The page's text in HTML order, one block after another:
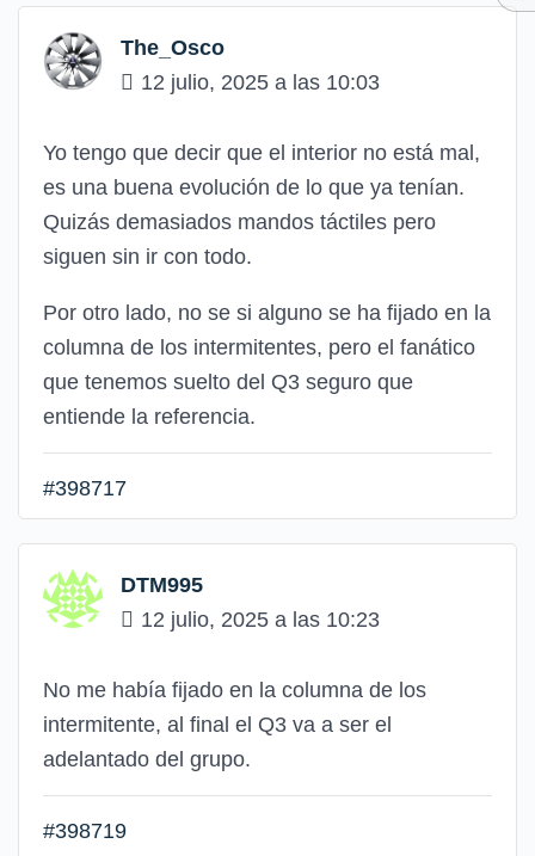
The_Osco
12 julio, 2025 a las 10:03
Yo tengo que decir que el interior no está mal,
es una buena evolución de lo que ya tenían.
Quizás demasiados mandos táctiles pero
siguen sin ir con todo.
Por otro lado, no se si alguno se ha fijado en la
columna de los intermitentes, pero el fanático
que tenemos suelto del Q3 seguro que
entiende la referencia.
#398717
DTM995
12 julio, 2025 a las 10:23
No me había fijado en la columna de los
intermitente, al final el Q3 va a ser el
adelantado del grupo.
#398719